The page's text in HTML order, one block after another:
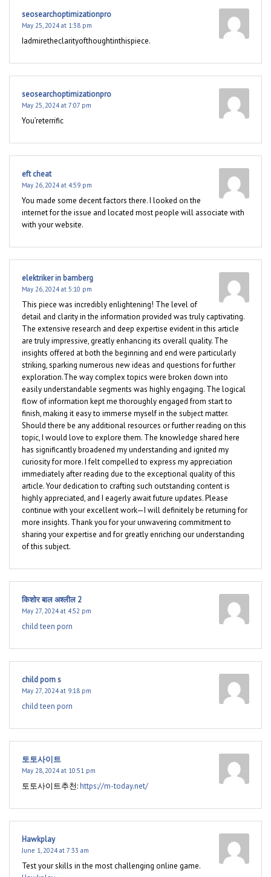
seosearchoptimizationpro
May 25, 2024 at 1:38 pm
Iadmiretheclarityofthoughtinthispiece.
seosearchoptimizationpro
May 25, 2024 at 7:07 pm
You’reterrific
eft cheat
May 26, 2024 at 4:59 pm
You made some decent factors there. I looked on the
internet for the issue and located most people will associate with
with your website.
elektriker in bamberg
May 26, 2024 at 5:10 pm
This piece was incredibly enlightening! The level of
detail and clarity in the information provided was truly captivating.
The extensive research and deep expertise evident in this article
are truly impressive, greatly enhancing its overall quality. The
insights offered at both the beginning and end were particularly
striking, sparking numerous new ideas and questions for further
exploration.The way complex topics were broken down into
easily understandable segments was highly engaging. The logical
flow of information kept me thoroughly engaged from start to
finish, making it easy to immerse myself in the subject matter.
Should there be any additional resources or further reading on this
topic, I would love to explore them. The knowledge shared here
has significantly broadened my understanding and ignited my
curiosity for more. I felt compelled to express my appreciation
immediately after reading due to the exceptional quality of this
article. Your dedication to crafting such outstanding content is
highly appreciated, and I eagerly await future updates. Please
continue with your excellent work—I will definitely be returning for
more insights. Thank you for your unwavering commitment to
sharing your expertise and for greatly enriching our understanding
of this subject.
किशोर बाल अश्लील 2
May 27, 2024 at 4:52 pm
child teen porn
child porn s
May 27, 2024 at 9:18 pm
child teen porn
토토사이트
May 28, 2024 at 10:51 pm
토토사이트추천:https://m-today.net/
Hawkplay
June 1, 2024 at 7:33 am
Test your skills in the most challenging online game.